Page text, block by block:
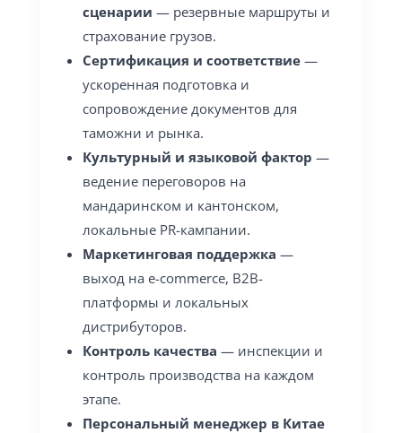
сценарии — резервные маршруты и
страхование грузов.
Сертификация и соответствие—
ускоренная подготовка и
сопровождение документов для
таможни и рынка.
Культурный и языковой фактор —
ведение переговоров на
мандаринском и кантонском,
локальные PR-кампании.
Маркетинговая поддержка —
выход на e-commerce, B2B-
платформы и локальных
дистрибуторов.
Контроль качества — инспекции и
контроль производства на каждом
этапе.
Персональный менеджер в Китае